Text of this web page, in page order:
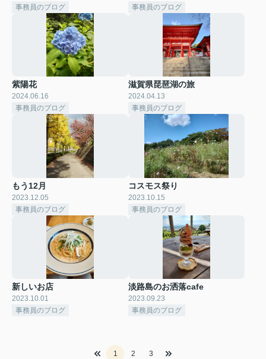
事務員のブログ
事務員のブログ
紫陽花
2024.06.16
事務員のブログ
滋賀県琵琶湖の旅
2024.04.13
事務員のブログ
もう12月
2023.12.05
事務員のブログ
コスモス祭り
2023.10.15
事務員のブログ
新しいお店
2023.10.01
事務員のブログ
淡路島のお洒落cafe
2023.09.23
事務員のブログ
1 2 3